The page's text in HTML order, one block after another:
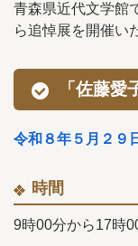
青森県近代文学館
ら追悼展を開催い
「佐藤愛
令和８年５月２９
時間
9時00分から17時